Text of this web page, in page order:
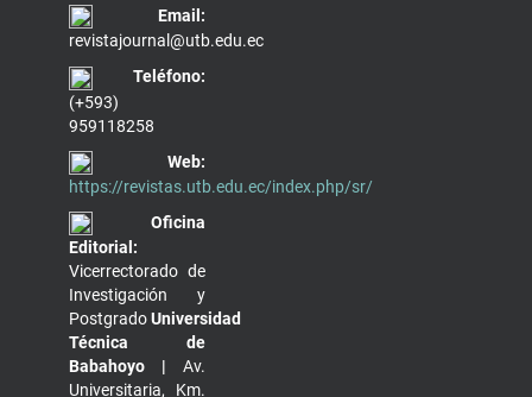
Email:
revistajournal@utb.edu.ec
Teléfono:
(+593)
959118258
Web:
https://revistas.utb.edu.ec/index.php/sr/
Oficina
Editorial:
Vicerrectorado de
Investigación y
PostgradoUniversidad
Técnica de
Babahoyo | Av.
Universitaria, Km.